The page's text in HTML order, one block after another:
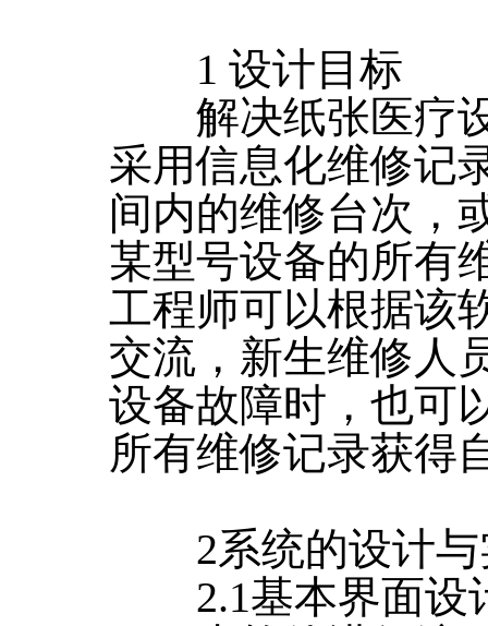
1 设计目标
解决纸张医疗设
采用信息化维修记
间内的维修台次，
某型号设备的所有
工程师可以根据该
交流，新生维修人
设备故障时，也可
所有维修记录获得
2系统的设计与
2.1基本界面设